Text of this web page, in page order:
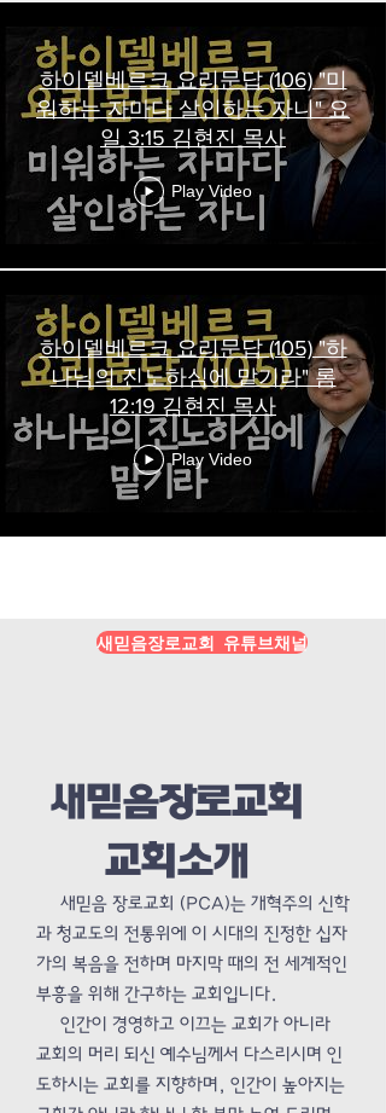
하이델베르크 요리문답 (106) "미
워하는 자마다 살인하는 자니" 요
일 3:15 김현진 목사
Play Video
하이델베르크 요리문답 (105) "하
나님의 진노하심에 맡기라" 롬
12:19 김현진 목사
Play Video
새믿음장로교회 유튜브채널
새믿음 장로교회 (PCA)는 개혁주의 신학
과 청교도의 전통위에 이 시대의 진정한 십자
가의 복음을 전하며 마지막 때의 전 세계적인
부흥을 위해 간구하는 교회입니다.
인간이 경영하고 이끄는 교회가 아니라
교회의 머리 되신 예수님께서 다스리시며 인
도하시는 교회를 지향하며, 인간이 높아지는
새믿음장로교회
교회소개